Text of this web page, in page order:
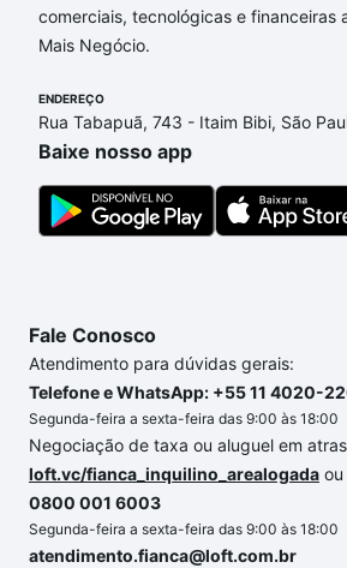
comerciais, tecnológicas e financeiras
Mais Negócio.
ENDEREÇO
Rua Tabapuã, 743 - Itaim Bibi, São
Baixe nosso app
Fale Conosco
Atendimento para dúvidas gerais:
Telefone e WhatsApp: +55 11 4020-
Segunda-feira a sexta-feira das 9:00 às 18:00
Negociação de taxa ou aluguel em
loft.vc/fianca_inquilino_arealogada
0800 001 6003
Segunda-feira a sexta-feira das 9:00 às 18:00
atendimento.fianca@loft.com.br